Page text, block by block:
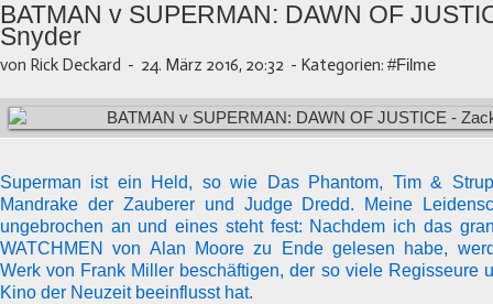
BATMAN v SUPERMAN: DAWN OF
Snyder
von Rick Deckard - 24. März 2016, 20:32 - Kategorien: #Filme
Superman ist ein Held, so wie Das Phantom, Tim &
Mandrake der Zauberer und Judge Dredd. Meine
ungebrochen an und eines steht fest: Nachdem ich das
WATCHMEN von Alan Moore zu Ende gelesen habe,
Werk von Frank Miller beschäftigen, der so viele Regisseure
Kino der Neuzeit beeinflusst hat.